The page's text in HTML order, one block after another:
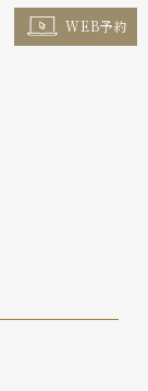
WEB予約